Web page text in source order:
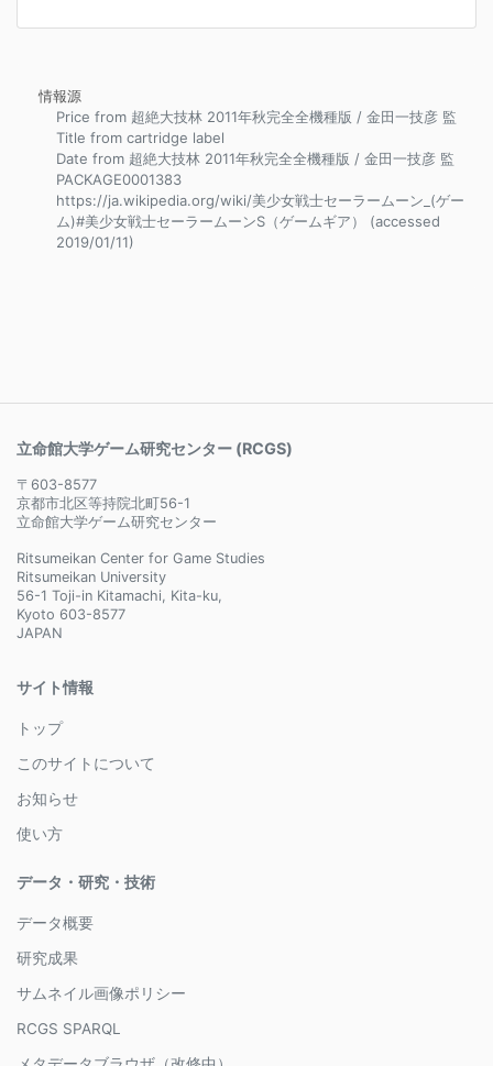
情報源
Price from 超絶大技林 2011年秋完全全機種版 / 金田一技彦 監
Title from cartridge label
Date from 超絶大技林 2011年秋完全全機種版 / 金田一技彦 監
PACKAGE0001383
https://ja.wikipedia.org/wiki/美少女戦士セーラームーン_(ゲー
ム)#美少女戦士セーラームーンS（ゲームギア） (accessed
2019/01/11)
立命館大学ゲーム研究センター (RCGS)
〒603-8577
京都市北区等持院北町56-1
立命館大学ゲーム研究センター
Ritsumeikan Center for Game Studies
Ritsumeikan University
56-1 Toji-in Kitamachi, Kita-ku,
Kyoto 603-8577
JAPAN
サイト情報
トップ
このサイトについて
お知らせ
使い方
データ・研究・技術
データ概要
研究成果
サムネイル画像ポリシー
RCGS SPARQL